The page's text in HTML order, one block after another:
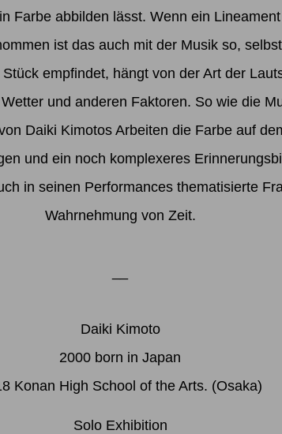
Farbe abbilden lässt. Wenn ein
ist das auch mit der Musik so,
empfindet, hängt von der Art der
und anderen Faktoren. So wie die
Daiki Kimotos Arbeiten die Farbe auf
und ein noch komplexeres
in seinen Performances thematisierte
Wahrnehmung von Zeit.
Daiki Kimoto
2000 born in Japan
Konan High School of the Arts. (Osaka)
Solo Exhibition